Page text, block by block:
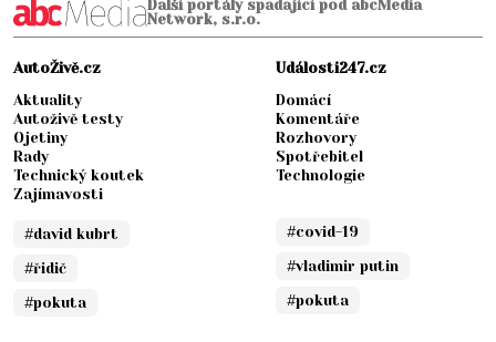
Další portály spadající pod abcMedia
Network, s.r.o.
AutoŽivě.cz
Aktuality
Autoživě testy
Ojetiny
Rady
Technický koutek
Zajímavosti
#david kubrt
#řidič
#pokuta
Události247.cz
Domácí
Komentáře
Rozhovory
Spotřebitel
Technologie
#covid-19
#vladimir putin
#pokuta